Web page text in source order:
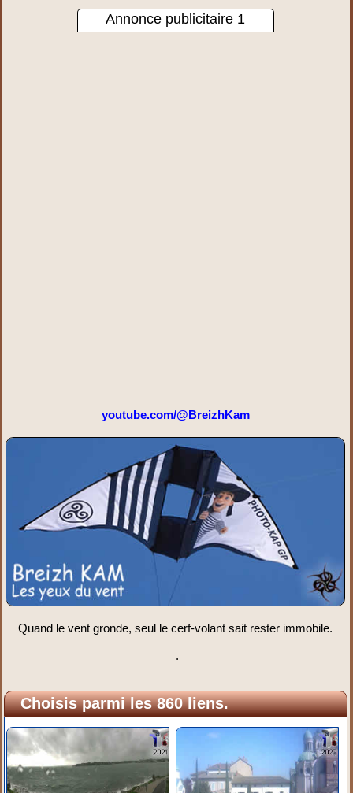
Annonce publicitaire 1
youtube.com/@BreizhKam
Quand le vent gronde, seul le cerf-volant sait rester immobile.
.
Choisis parmi les 860 liens.